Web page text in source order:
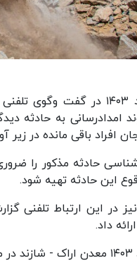
«محمد مخبر» یکشنبه شب ۲۷
امدادرسانی به حادثه
افراد باقی مانده در زیر
حادثه مذکور را
این حادثه تهیه شود.
نیز در این ارتباط
داد.